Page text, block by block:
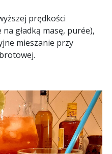
prędkości
gładką masę, purée),
mieszanie przy